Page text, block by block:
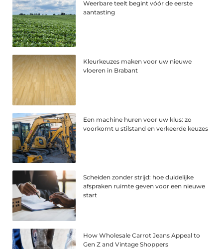
Weerbare teelt begint vóór de eerste
aantasting
Kleurkeuzes maken voor uw nieuwe
vloeren in Brabant
Een machine huren voor uw klus: zo
voorkomt u stilstand en verkeerde keuzes
Scheiden zonder strijd: hoe duidelijke
afspraken ruimte geven voor een nieuwe
start
How Wholesale Carrot Jeans Appeal to
Gen Z and Vintage Shoppers